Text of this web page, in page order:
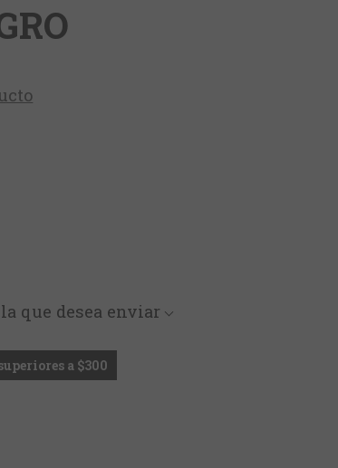
que desea enviar
a $300